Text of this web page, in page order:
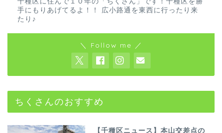
手にもりあげてるよ！！ 広小路通を東西に行ったり来
たり♪
＼ Follow me ／
ちくさんのおすすめ
【千種区ニュース】本山交差点の